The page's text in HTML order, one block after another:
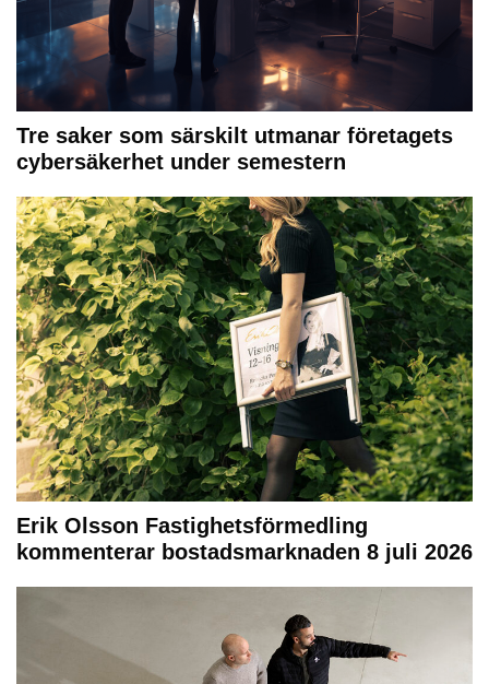
Tre saker som särskilt utmanar företagets
cybersäkerhet under semestern
Erik Olsson Fastighetsförmedling
kommenterar bostadsmarknaden 8 juli 2026